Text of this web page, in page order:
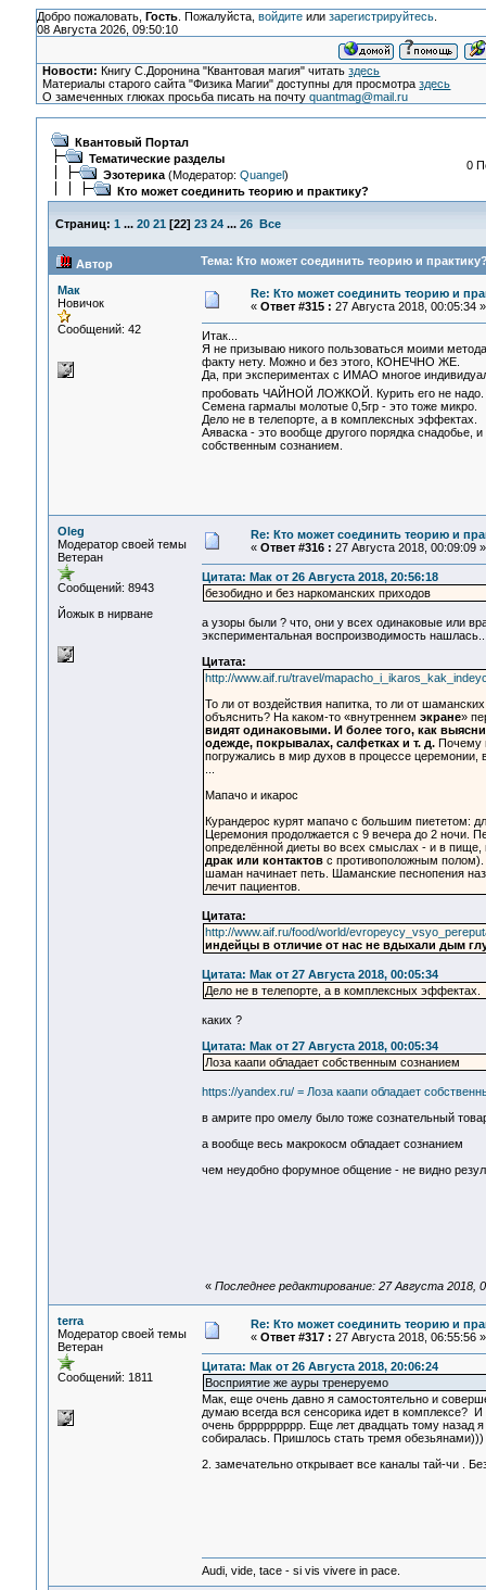
Добро пожаловать, Гость. Пожалуйста, войдитеили зарегистрируйтесь.
08 Августа 2026, 09:50:10
Новости: Книгу С.Доронина "Квантовая магия" читатьздесь
Материалы старого сайта "Физика Магии" доступны для просмотраздесь
О замеченных глюках просьба писать на почтуquantmag@mail.ru
Квантовый Портал
Тематические разделы
Эзотерика(Модератор: Quangel)
Кто может соединить теорию и практику?
0
Страниц: 1 ... 20 21 [22] 23 24 ... 26 Все
Автор Тема: Кто может соединить теорию и
Мак
Новичок
Сообщений: 42
Re: Кто может соединить теорию и
« Ответ #315 : 27 Августа 2018, 00:05:34 »
Итак...
Я не призываю никого пользоваться моими
факту нету. Можно и без этого, КОНЕЧНО ЖЕ.
Да, при экспериментах с ИМАО многое
пробовать ЧАЙНОЙ ЛОЖКОЙ. Курить его не надо.
Семена гармалы молотые 0,5гр - это тоже микро.
Дело не в телепорте, а в комплексных эффектах.
Аяваска - это вообще другого порядка снадобье,
собственным сознанием.
Oleg
Модератор своей темы
Ветеран
Сообщений: 8943
Йожык в нирване
Re: Кто может соединить теорию и
« Ответ #316 : 27 Августа 2018, 00:09:09 »
Цитата: Мак от 26 Августа 2018, 20:56:18
безобидно и без наркоманских приходов
а узоры были ? что, они у всех одинаковые или
экспериментальная воспроизводимость
Цитата:
http://www.aif.ru/travel/
То ли от воздействия напитка, то ли от
объяснить? На каком-то «внутреннем экране»
видят одинаковыми. И более того, как
одежде, покрывалах, салфетках и т. д.Почему
погружались в мир духов в процессе церемонии,
Мапачо и икарос
Курандерос курят мапачо с большим пиететом:
Церемония продолжается с 9 вечера до 2 ночи.
определённой диеты во всех смыслах - и в пище,
драк или контактовс противоположным полом).
шаман начинает петь. Шаманские песнопения
лечит пациентов.
Цитата:
http://www.aif.ru/food/world/
индейцы в отличие от нас не вдыхали дым
Цитата: Мак от 27 Августа 2018, 00:05:34
Дело не в телепорте, а в комплексных эффектах.
каких ?
Цитата: Мак от 27 Августа 2018, 00:05:34
Лоза каапи обладает собственным сознанием
https://yandex.ru/ = Лоза каапи обладает
в амрите про омелу было тоже сознательный
а вообще весь макрокосм обладает сознанием
чем неудобно форумное общение - не видно
« Последнее редактирование: 27 Августа 2018,
terra
Модератор своей темы
Ветеран
Сообщений: 1811
Re: Кто может соединить теорию и
« Ответ #317 : 27 Августа 2018, 06:55:56 »
Цитата: Мак от 26 Августа 2018, 20:06:24
Восприятие же ауры тренеруемо
Мак, еще очень давно я самостоятельно и
думаю всегда вся сенсорика идет в комплексе?
очень бррррррррр. Еще лет двадцать тому назад
собиралась. Пришлось стать тремя обезьянами)))
2. замечательно открывает все каналы тай-чи .
Audi, vide, tace - si vis vivere in pace.